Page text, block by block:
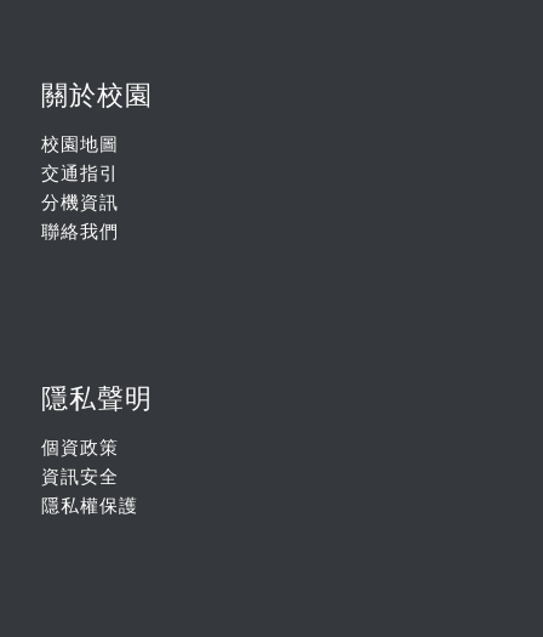
關於校園
校園地圖
交通指引
分機資訊
聯絡我們
隱私聲明
個資政策
資訊安全
隱私權保護